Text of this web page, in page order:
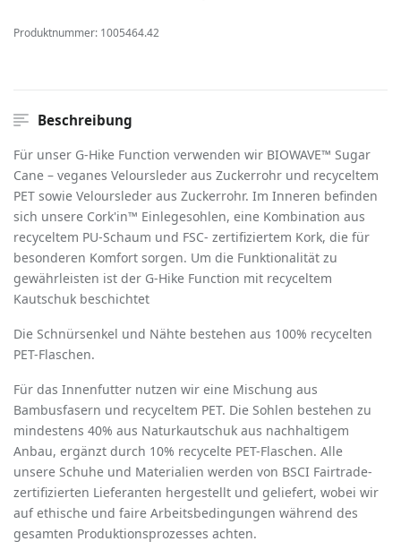
Produktnummer: 1005464.42
Beschreibung
Für unser G-Hike Function verwenden wir BIOWAVE™ Sugar
Cane – veganes Veloursleder aus Zuckerrohr und recyceltem
PET sowie Veloursleder aus Zuckerrohr. Im Inneren befinden
sich unsere Cork'in™ Einlegesohlen, eine Kombination aus
recyceltem PU-Schaum und FSC- zertifiziertem Kork, die für
besonderen Komfort sorgen. Um die Funktionalität zu
gewährleisten ist der G-Hike Function mit recyceltem
Kautschuk beschichtet
Die Schnürsenkel und Nähte bestehen aus 100% recycelten
PET-Flaschen.
Für das Innenfutter nutzen wir eine Mischung aus
Bambusfasern und recyceltem PET. Die Sohlen bestehen zu
mindestens 40% aus Naturkautschuk aus nachhaltigem
Anbau, ergänzt durch 10% recycelte PET-Flaschen. Alle
unsere Schuhe und Materialien werden von BSCI Fairtrade-
zertifizierten Lieferanten hergestellt und geliefert, wobei wir
auf ethische und faire Arbeitsbedingungen während des
gesamten Produktionsprozesses achten.